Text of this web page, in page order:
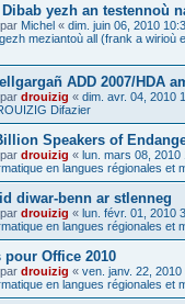
yezh an testennoù
Michel « dim. juin 06, 2010
meziantoù all (frank a wirioù
ADD 2007/HDA
drouizig « dim. avr. 04, 2010
Difazier
Speakers of
drouizig « lun. mars 08, 2010
en langues régionales et
diwar-benn ar stlenneg
drouizig « lun. févr. 01, 2010
en langues régionales et
Office 2010
drouizig « ven. janv. 22, 2010
en langues régionales et